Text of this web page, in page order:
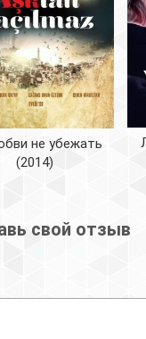
не убежать
(2014)
свой отзыв